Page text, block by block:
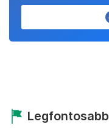
Legfontosabb